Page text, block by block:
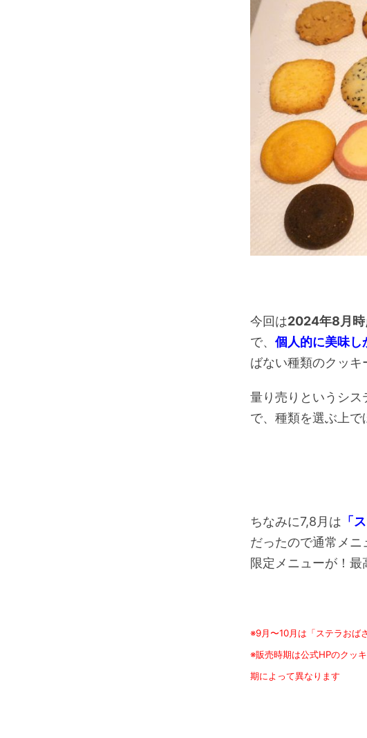
今回は2024年8月時
で、 個人的に美味し
ばない種類のクッキ
量り売りというシ
で、種類を選ぶ上
ちなみに7,8月は 「
だったので通常メ
限定メニューが！最
※9月〜10月は「ステラおば
※販売時期は公式HPのクッ
期によって異なります